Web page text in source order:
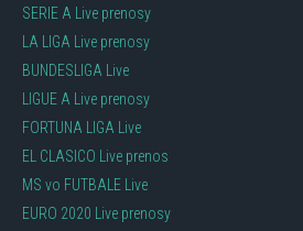
SERIE A Live prenosy
LA LIGA Live prenosy
BUNDESLIGA Live
LIGUE A Live prenosy
FORTUNA LIGA Live
EL CLASICO Live prenos
MS vo FUTBALE Live
EURO 2020 Live prenosy